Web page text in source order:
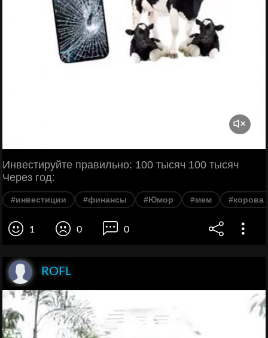
Инвестируйте правильно: 100 тысяч 100 тысяч
Через год:
#инвестиции #финансы #Юмор #мем #корова
1 0 0
ROFL